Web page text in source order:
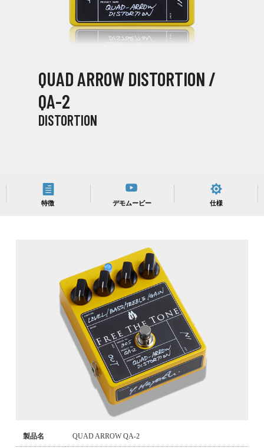
QUAD ARROW DISTORTION /
QA-2
DISTORTION
特徴 デモムービー 仕様
製品名 QUAD ARROW QA-2